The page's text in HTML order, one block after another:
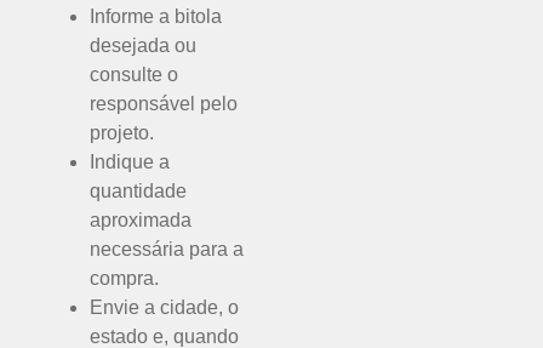
Informe a bitola
desejada ou
consulte o
responsável pelo
projeto.
Indique a
quantidade
aproximada
necessária para a
compra.
Envie a cidade, o
estado e, quando